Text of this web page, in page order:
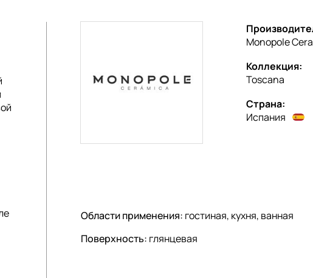
Monopole
Коллекция:
Toscana
Страна:
Испания
Области применения: гостиная, кухня, ванная
Поверхность: глянцевая